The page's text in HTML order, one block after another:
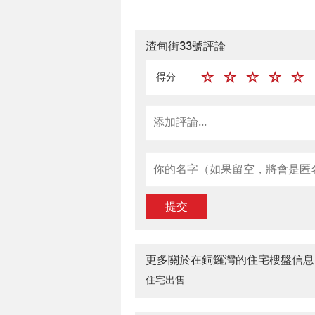
渣甸街33號評論
得分
提交
更多關於在銅鑼灣的住宅樓盤信息
住宅出售